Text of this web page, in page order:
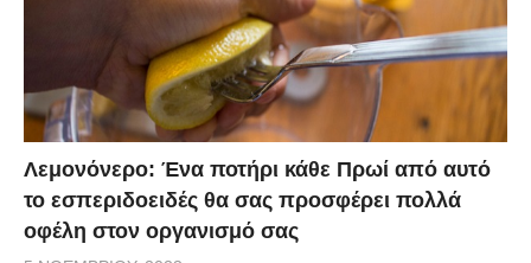
Λεμονόνερο: Ένα ποτήρι κάθε Πρωί από αυτό
το εσπεριδοειδές θα σας προσφέρει πολλά
οφέλη στον οργανισμό σας